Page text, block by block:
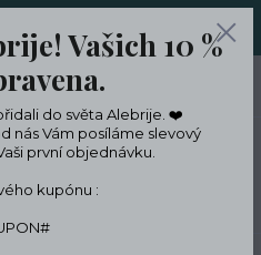
CZK
Vašich 10 %
do světa Alebrije. ❤️
nás Vám posíláme slevový
první objednávku.
kupónu :